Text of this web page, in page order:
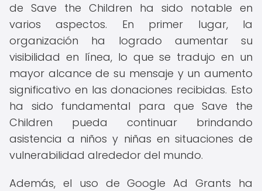
de Save the Children ha sido notable en
varios aspectos. En primer lugar, la
organización ha logrado aumentar su
visibilidad en línea, lo que se tradujo en un
mayor alcance de su mensaje y un aumento
significativo en las donaciones recibidas. Esto
ha sido fundamental para que Save the
Children pueda continuar brindando
asistencia a niños y niñas en situaciones de
vulnerabilidad alrededor del mundo.
Además, el uso de Google Ad Grants ha